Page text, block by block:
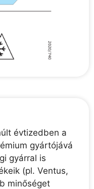
évtizedben a
gyártójává
gyárral is
(pl. Ventus,
minőséget